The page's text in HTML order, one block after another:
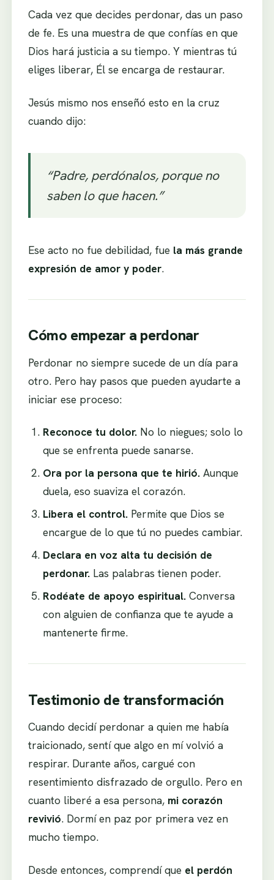
Cada vez que decides perdonar, das un paso
de fe. Es una muestra de que confías en que
Dios hará justicia a su tiempo. Y mientras tú
eliges liberar, Él se encarga de restaurar.
Jesús mismo nos enseñó esto en la cruz
cuando dijo:
“Padre, perdónalos, porque no
saben lo que hacen.”
Ese acto no fue debilidad, fue la más grande
expresión de amor y poder.
Cómo empezar a perdonar
Perdonar no siempre sucede de un día para
otro. Pero hay pasos que pueden ayudarte a
iniciar ese proceso:
Reconoce tu dolor. No lo niegues; solo lo
que se enfrenta puede sanarse.
Ora por la persona que te hirió. Aunque
duela, eso suaviza el corazón.
Libera el control. Permite que Dios se
encargue de lo que tú no puedes cambiar.
Declara en voz alta tu decisión de
perdonar. Las palabras tienen poder.
Rodéate de apoyo espiritual. Conversa
con alguien de confianza que te ayude a
mantenerte firme.
Testimonio de transformación
Cuando decidí perdonar a quien me había
traicionado, sentí que algo en mí volvió a
respirar. Durante años, cargué con
resentimiento disfrazado de orgullo. Pero en
cuanto liberé a esa persona, mi corazón
revivió. Dormí en paz por primera vez en
mucho tiempo.
Desde entonces, comprendí que el perdón